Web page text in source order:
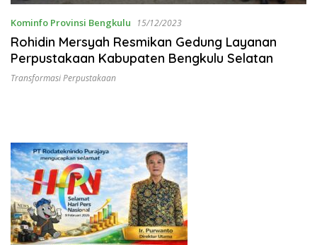
Kominfo Provinsi Bengkulu 15/12/2023
Rohidin Mersyah Resmikan Gedung Layanan
Perpustakaan Kabupaten Bengkulu Selatan
Transformasi Perpustakaan